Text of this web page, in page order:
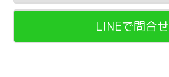
LINEで問合せ